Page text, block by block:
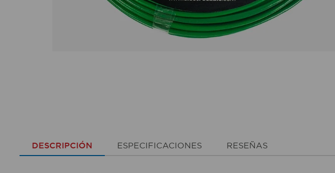
DESCRIPCIÓN ESPECIFICACIONES RESEÑAS